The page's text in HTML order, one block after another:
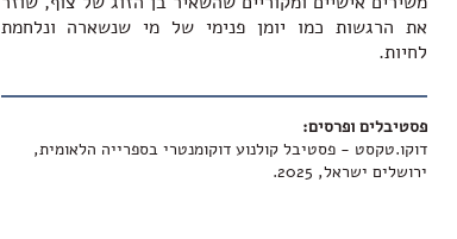
את הרגשות כמו יומן פנימי של מי שנשארה ונלחמת
לחיות.
פסטיבלים ופרסים:
דוקו.טקסט - פסטיבל קולנוע דוקומנטרי בספרייה הלאומית,
ירושלים ישראל, 2025.